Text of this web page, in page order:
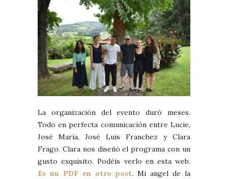
La organización del evento duró meses.
Todo en perfecta comunicación entre Lucie,
José María, José Luis Franchez y Clara
Frago. Clara nos diseñó el programa con un
gusto exquisito. Podéis verlo en esta web.
Es un PDF en otro post. Mi angel de la